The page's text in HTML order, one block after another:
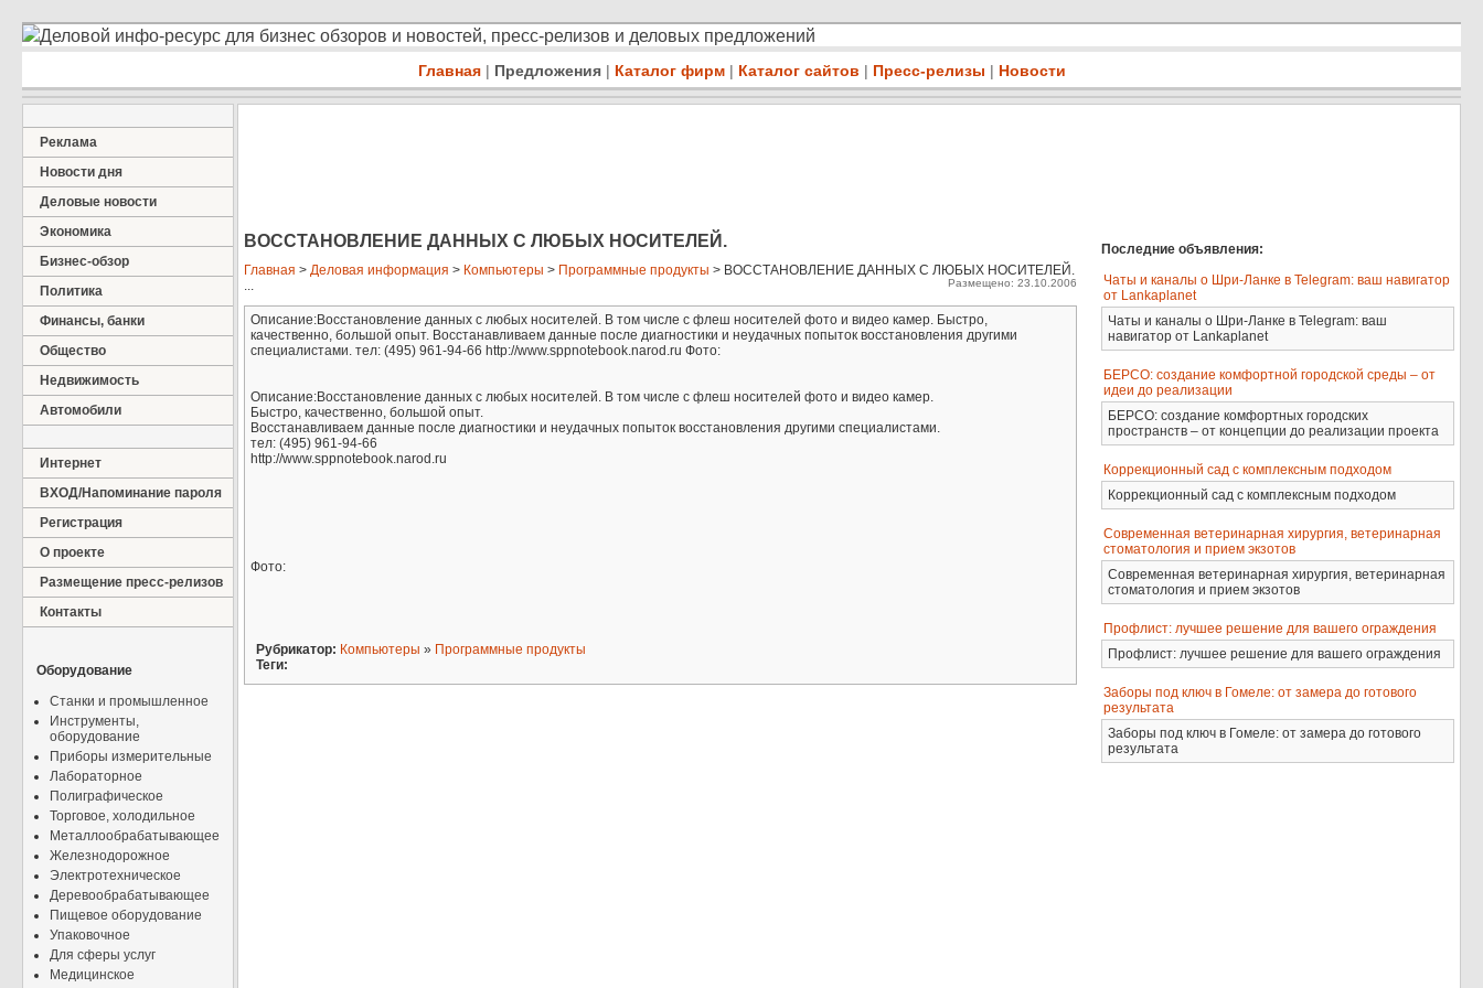
Деловой инфо-ресурс для бизнес обзоров и новостей, пресс-релизов и деловых предложений
Главная | Предложения | Каталог фирм | Каталог сайтов | Пресс-релизы | Новости
Реклама
Новости дня
Деловые новости
Экономика
Бизнес-обзор
Политика
Финансы, банки
Общество
Недвижимость
Автомобили
Интернет
ВХОД/Напоминание пароля
Регистрация
О проекте
Размещение пресс-релизов
Контакты
Оборудование
Станки и промышленное
Инструменты,
оборудование
Приборы измерительные
Лабораторное
Полиграфическое
Торговое, холодильное
Металлообрабатывающее
Железнодорожное
Электротехническое
Деревообрабатывающее
Пищевое оборудование
Упаковочное
Для сферы услуг
Медицинское
ВОССТАНОВЛЕНИЕ ДАННЫХ С ЛЮБЫХ НОСИТЕЛЕЙ.
Главная > Деловая информация > Компьютеры > Программные продукты > ВОССТАНОВЛЕНИЕ ДАННЫХ С ЛЮБЫХ НОСИТЕЛЕЙ.
...
Размещено: 23.10.2006
Описание:Восстановление данных с любых носителей. В том числе с флеш носителей фото и видео камер. Быстро,
качественно, большой опыт. Восстанавливаем данные после диагностики и неудачных попыток восстановления другими
специалистами. тел: (495) 961-94-66 http://www.sppnotebook.narod.ru Фото:
Описание:Восстановление данных с любых носителей. В том числе с флеш носителей фото и видео камер.
Быстро, качественно, большой опыт.
Восстанавливаем данные после диагностики и неудачных попыток восстановления другими специалистами.
тел: (495) 961-94-66
http://www.sppnotebook.narod.ru
Фото:
Рубрикатор: Компьютеры » Программные продукты
Теги:
Последние объявления:
Чаты и каналы о Шри-Ланке в Telegram: ваш навигатор
от Lankaplanet
Чаты и каналы о Шри-Ланке в Telegram: ваш
навигатор от Lankaplanet
БЕРСО: создание комфортной городской среды – от
идеи до реализации
БЕРСО: создание комфортных городских
пространств – от концепции до реализации проекта
Коррекционный сад с комплексным подходом
Коррекционный сад с комплексным подходом
Современная ветеринарная хирургия, ветеринарная
стоматология и прием экзотов
Современная ветеринарная хирургия, ветеринарная
стоматология и прием экзотов
Профлист: лучшее решение для вашего ограждения
Профлист: лучшее решение для вашего ограждения
Заборы под ключ в Гомеле: от замера до готового
результата
Заборы под ключ в Гомеле: от замера до готового
результата